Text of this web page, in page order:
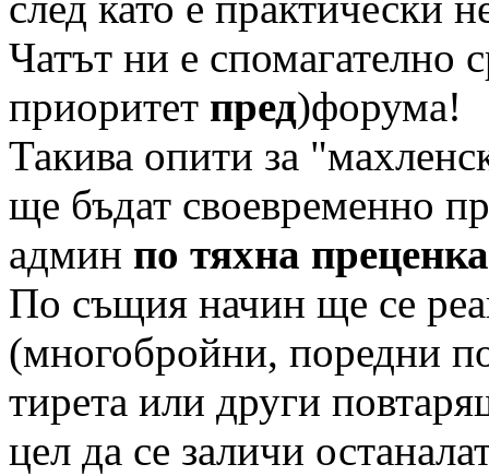
Чатът ни е спомагателно
приоритет пред)форума!
Такива опити за
ще бъдат своевременно
админ по тяхна преценка
По същия начин ще се
(многобройни, поредни
тирета или други
цел да се заличи